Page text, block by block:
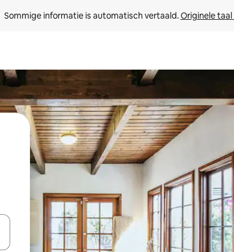
Sommige informatie is automatisch vertaald. Originele
keuze met je de pijltjestoetsen omhoog en omlaag, óf